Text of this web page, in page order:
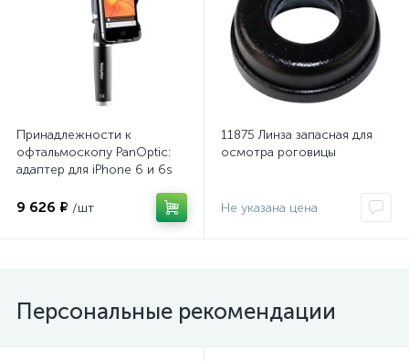
Принадлежности к
офтальмоскопу PanOptic:
адаптер для iPhone 6 и 6s
9 626 ₽ /шт
11875 Линза запасная для
осмотра роговицы
Не указана цена
Персональные рекомендации